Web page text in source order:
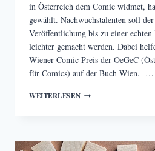
in Österreich dem Comic widmet,
gewählt. Nachwuchstalenten soll
Veröffentlichung bis zu einer
leichter gemacht werden. Dabei
Wiener Comic Preis der OeGeC
für Comics) auf der Buch Wien. …
WEITERLESENERSTER